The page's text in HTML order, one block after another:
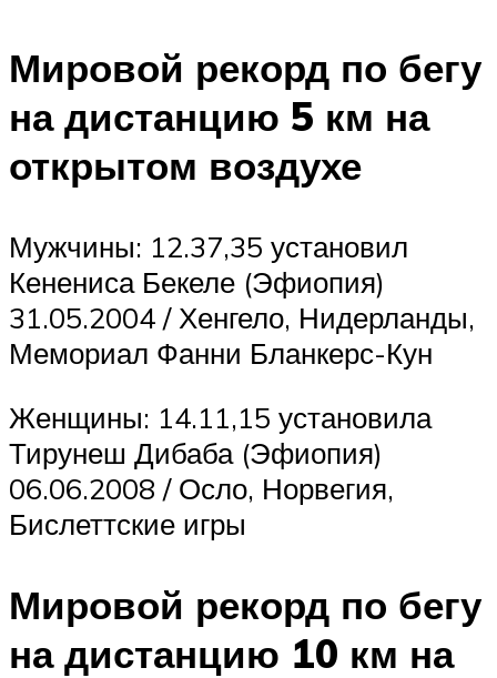
Мировой рекорд по бегу
на дистанцию 5 км на
открытом воздухе
Мужчины: 12.37,35 установил
Кенениса Бекеле (Эфиопия)
31.05.2004 / Хенгело, Нидерланды,
Мемориал Фанни Бланкерс-Кун
Женщины: 14.11,15 установила
Тирунеш Дибаба (Эфиопия)
06.06.2008 / Осло, Норвегия,
Бислеттские игры
Мировой рекорд по бегу
на дистанцию 10 км на